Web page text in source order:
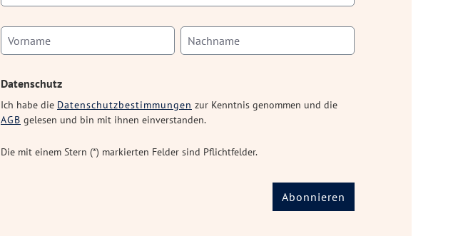
Datenschutz
Ich habe die Datenschutzbestimmungen zur Kenntnis genommen und die
AGB gelesen und bin mit ihnen einverstanden.
Die mit einem Stern (*) markierten Felder sind Pflichtfelder.
Abonnieren